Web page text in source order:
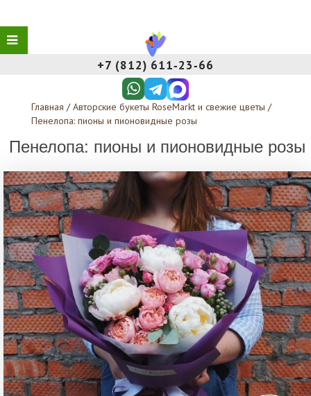
+7 (812) 611‑23‑66
Главная / Авторские букеты RoseMarkt и свежие цветы /
Пенелопа: пионы и пионовидные розы
Пенелопа: пионы и пионовидные розы